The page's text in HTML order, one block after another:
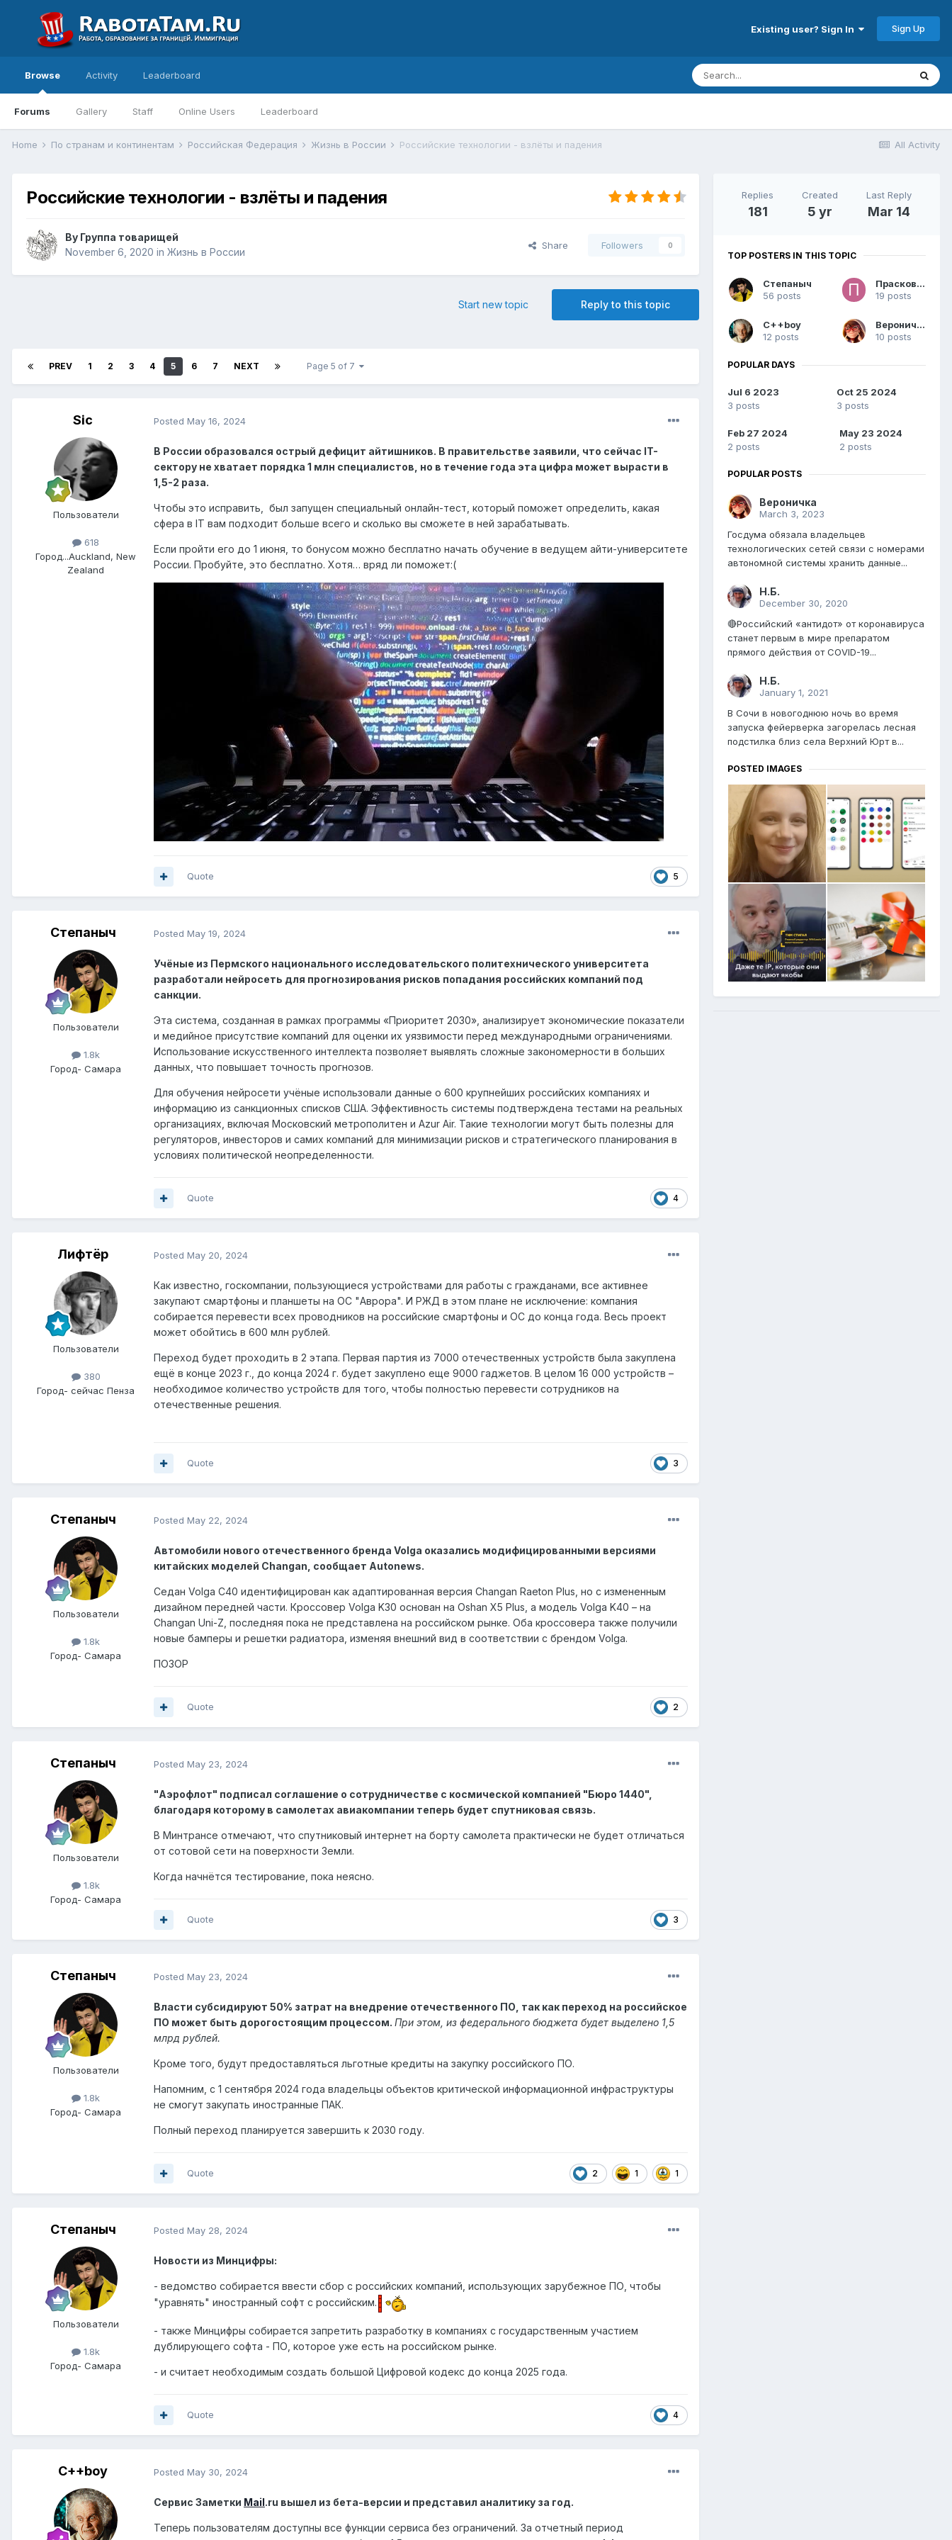
Existing user? Sign In Sign Up
Browse
Forums Gallery Staff Online Users Leaderboard
Activity Leaderboard
All Activity
Home По странам и континентам Российская Федерация Жизнь в России Российские технологии - взлёты и падения
Российские технологии - взлёты и падения
By Группа товарищей
November 6, 2020 in Жизнь в России
Share Followers 0
Reply to this topic
Start new topic
PREV 1 2 3 4 5 6 7 NEXT Page 5 of 7
Sic
Пользователи
618
Город...Auckland, New
Zealand
Posted May 16, 2024
В России образовался острый дефицит айтишников. В правительстве заявили, что сейчас IT-
сектору не хватает порядка 1 млн специалистов, но в течение года эта цифра может вырасти в
1,5-2 раза.
Чтобы это исправить, был запущен специальный онлайн-тест, который поможет определить, какая
сфера в IT вам подходит больше всего и сколько вы сможете в ней зарабатывать.
Если пройти его до 1 июня, то бонусом можно бесплатно начать обучение в ведущем айти-университете
России. Пробуйте, это бесплатно. Хотя… вряд ли поможет:(
5
Quote
Степаныч
Пользователи
1.8k
Город- Самара
Posted May 19, 2024
Учёные из Пермского национального исследовательского политехнического университета
разработали нейросеть для прогнозирования рисков попадания российских компаний под
санкции.
Эта система, созданная в рамках программы «Приоритет 2030», анализирует экономические показатели
и медийное присутствие компаний для оценки их уязвимости перед международными ограничениями.
Использование искусственного интеллекта позволяет выявлять сложные закономерности в больших
данных, что повышает точность прогнозов.
Для обучения нейросети учёные использовали данные о 600 крупнейших российских компаниях и
информацию из санкционных списков США. Эффективность системы подтверждена тестами на реальных
организациях, включая Московский метрополитен и Azur Air. Такие технологии могут быть полезны для
регуляторов, инвесторов и самих компаний для минимизации рисков и стратегического планирования в
условиях политической неопределенности.
4
Quote
Лифтёр
Пользователи
380
Город- сейчас Пенза
Posted May 20, 2024
Как известно, госкомпании, пользующиеся устройствами для работы с гражданами, все активнее
закупают смартфоны и планшеты на ОС "Аврора". И РЖД в этом плане не исключение: компания
собирается перевести всех проводников на российские смартфоны и ОС до конца года. Весь проект
может обойтись в 600 млн рублей.
Переход будет проходить в 2 этапа. Первая партия из 7000 отечественных устройств была закуплена
ещё в конце 2023 г., до конца 2024 г. будет закуплено еще 9000 гаджетов. В целом 16 000 устройств –
необходимое количество устройств для того, чтобы полностью перевести сотрудников на
отечественные решения.
3
Quote
Степаныч
Пользователи
1.8k
Город- Самара
Posted May 22, 2024
Автомобили нового отечественного бренда Volga оказались модифицированными версиями
китайских моделей Changan, сообщает Autonews.
Седан Volga C40 идентифицирован как адаптированная версия Changan Raeton Plus, но с измененным
дизайном передней части. Кроссовер Volga K30 основан на Oshan X5 Plus, а модель Volga K40 – на
Changan Uni-Z, последняя пока не представлена на российском рынке. Оба кроссовера также получили
новые бамперы и решетки радиатора, изменяя внешний вид в соответствии с брендом Volga.
ПОЗОР
2
Quote
Степаныч
Пользователи
1.8k
Город- Самара
Posted May 23, 2024
"Аэрофлот" подписал соглашение о сотрудничестве с космической компанией "Бюро 1440",
благодаря которому в самолетах авиакомпании теперь будет спутниковая связь.
В Минтрансе отмечают, что спутниковый интернет на борту самолета практически не будет отличаться
от сотовой сети на поверхности Земли.
Когда начнётся тестирование, пока неясно.
3
Quote
Степаныч
Пользователи
1.8k
Город- Самара
Posted May 23, 2024
Власти субсидируют 50% затрат на внедрение отечественного ПО, так как переход на российское
ПО может быть дорогостоящим процессом. При этом, из федерального бюджета будет выделено 1,5
млрд рублей.
Кроме того, будут предоставляться льготные кредиты на закупку российского ПО.
Напомним, с 1 сентября 2024 года владельцы объектов критической информационной инфраструктуры
не смогут закупать иностранные ПАК.
Полный переход планируется завершить к 2030 году.
2 1 1
Quote
Степаныч
Пользователи
1.8k
Город- Самара
Posted May 28, 2024
Новости из Минцифры:
- ведомство собирается ввести сбор с российских компаний, использующих зарубежное ПО, чтобы
"уравнять" иностранный софт с российским.
- также Минцифры собирается запретить разработку в компаниях с государственным участием
дублирующего софта - ПО, которое уже есть на российском рынке.
- и считает необходимым создать большой Цифровой кодекс до конца 2025 года.
4
Quote
C++boy Posted May 30, 2024
Сервис Заметки Mail.ru вышел из бета-версии и представил аналитику за год.
Теперь пользователям доступны все функции сервиса без ограничений. За отчетный период
Replies
181
Created
5 yr
Last Reply
Mar 14
TOP POSTERS IN THIS TOPIC
Степаныч
56 posts
Прасковья
19 posts
C++boy
12 posts
Вероничка
10 posts
POPULAR DAYS
Jul 6 2023
3 posts
Oct 25 2024
3 posts
Feb 27 2024
2 posts
May 23 2024
2 posts
POPULAR POSTS
Вероничка
March 3, 2023
Госдума обязала владельцев
технологических сетей связи с номерами
автономной системы хранить данные...
Н.Б.
December 30, 2020
🔴Российский «антидот»‎ от коронавируса
станет первым в мире препаратом
прямого действия от COVID-19...
Н.Б.
January 1, 2021
В Сочи в новогоднюю ночь во время
запуска фейерверка загорелась лесная
подстилка близ села Верхний Юрт в...
POSTED IMAGES